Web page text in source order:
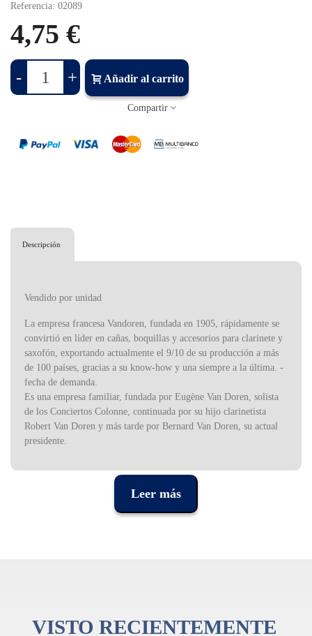
Referencia: 02089
4,75 €
- + Añadir al carrito
Compartir
Descripción
Vendido por unidad
La empresa francesa Vandoren, fundada en 1905, rápidamente se
convirtió en líder en cañas, boquillas y accesorios para clarinete y
saxofón, exportando actualmente el 9/10 de su producción a más
de 100 países, gracias a su know-how y una siempre a la última. -
fecha de demanda.
Es una empresa familiar, fundada por Eugène Van Doren, solista
de los Conciertos Colonne, continuada por su hijo clarinetista
Robert Van Doren y más tarde por Bernard Van Doren, su actual
presidente.
planta 100% natural cultivada en los campos de caña de azúcar de
la empresa ubicados en el sur de Francia, que abastece la mayor
parte de las necesidades de materia prima.
Leer más
VISTO RECIENTEMENTE